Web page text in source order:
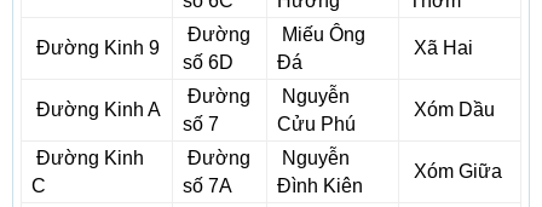
Đường Kinh 9
Đường
số 6D
Miếu Ông
Đá
Xã Hai
Đường Kinh A
Đường
số 7
Nguyễn
Cửu Phú
Xóm Dầu
Đường Kinh
C
Đường
số 7A
Nguyễn
Đình Kiên
Xóm Giữa